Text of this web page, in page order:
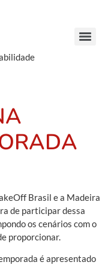
Brasil e a Madeira
de participar dessa
os cenários com o
proporcionar.
é apresentado